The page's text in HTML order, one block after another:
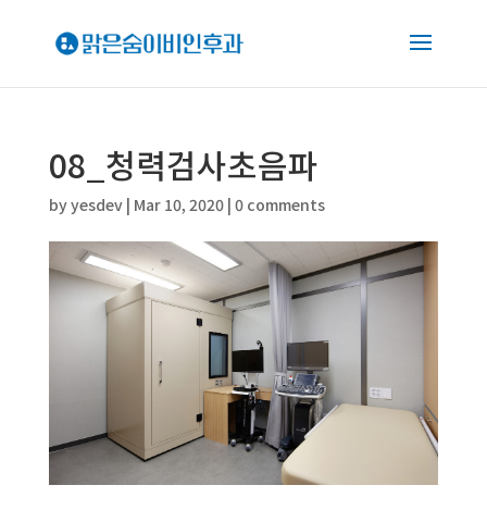
08_청력검사초음파
byyesdev| Mar 10, 2020| 0 comments